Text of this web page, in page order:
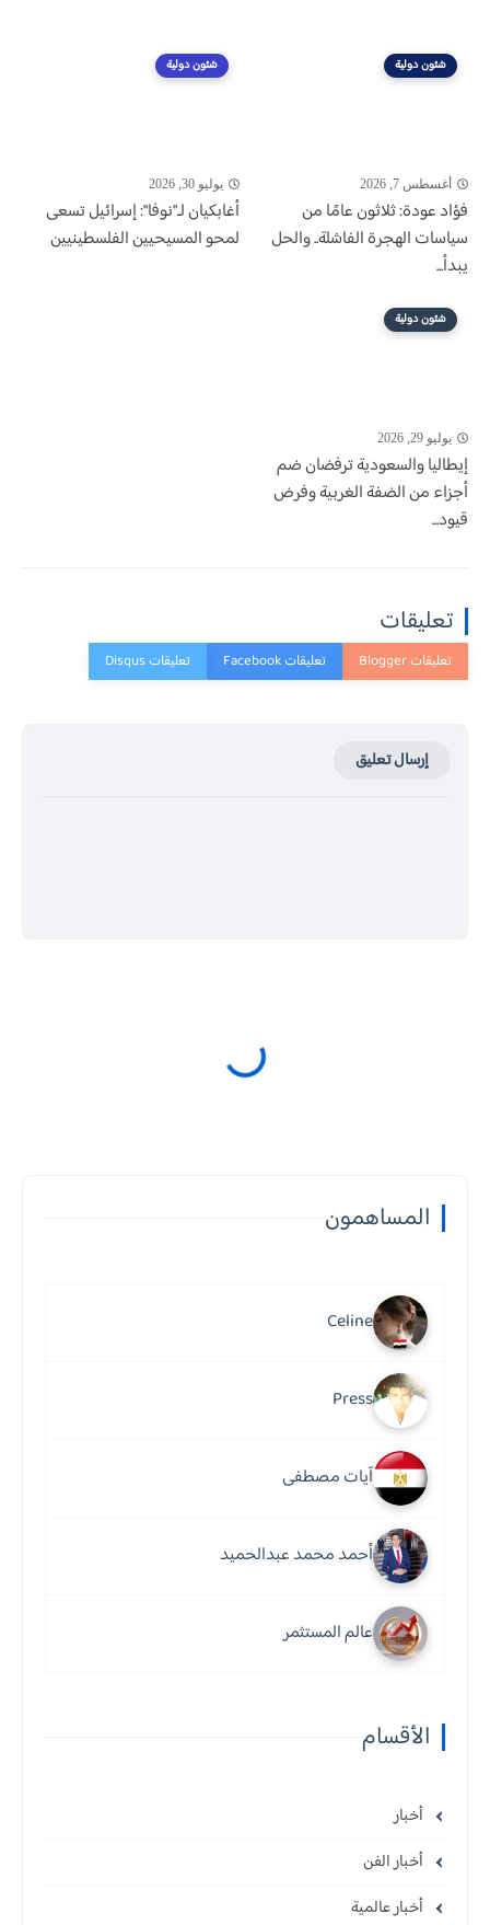
شئون دولية
أغسطس 7, 2026
فؤاد عودة: ثلاثون عامًا من
سياسات الهجرة الفاشلة.. والحل
يبدأ...
شئون دولية
يوليو 30, 2026
أغابكيان لـ"نوفا": إسرائيل تسعى
لمحو المسيحيين الفلسطينيين
شئون دولية
يوليو 29, 2026
إيطاليا والسعودية ترفضان ضم
أجزاء من الضفة الغربية وفرض
قيود...
تعليقات
إرسال تعليق
المساهمون
Celine
Press
آيات مصطفى
أحمد محمد عبدالحميد
عالم المستثمر
الأقسام
أخبار
أخبار الفن
أخبار عالمية